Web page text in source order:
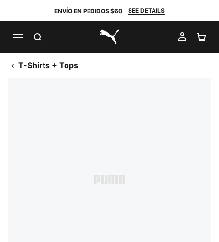
ENVÍO EN PEDIDOS $60 SEE DETAILS
PUMA.com
MI
T-Shirts + Tops